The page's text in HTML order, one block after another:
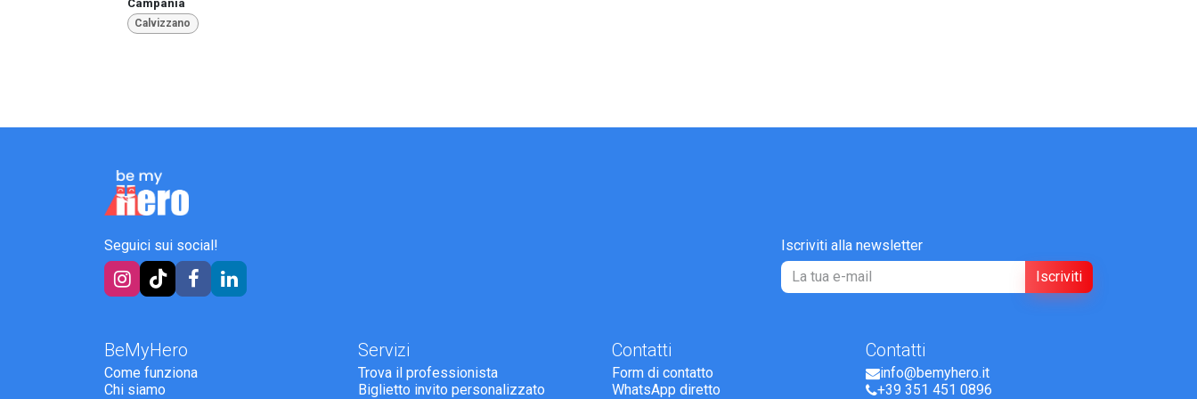
Campania
Calvizzano
Seguici sui social!
Iscriviti alla newsletter
Iscriviti
BeMyHero
Come funziona
Chi siamo
Servizi
Trova il professionista
Biglietto invito personalizzato
Contatti
Form di contatto
WhatsApp diretto
Contatti
info@bemyhero.it
+39 351 451 0896